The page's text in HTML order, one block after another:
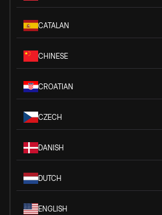
CATALAN
CHINESE
CROATIAN
CZECH
DANISH
DUTCH
ENGLISH